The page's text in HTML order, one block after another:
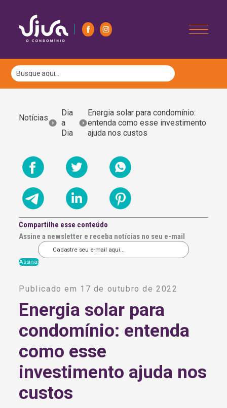
Notícias
Dia
a
Dia
Energia solar para condomínio:
entenda como esse investimento
ajuda nos custos
Compartilhe esse conteúdo
Assine a newsletter e receba notícias no seu e-mail
t
n
t
v
:
Publicado em 17 de outubro de 2022
Energia solar para
condomínio: entenda
como esse
investimento ajuda nos
custos